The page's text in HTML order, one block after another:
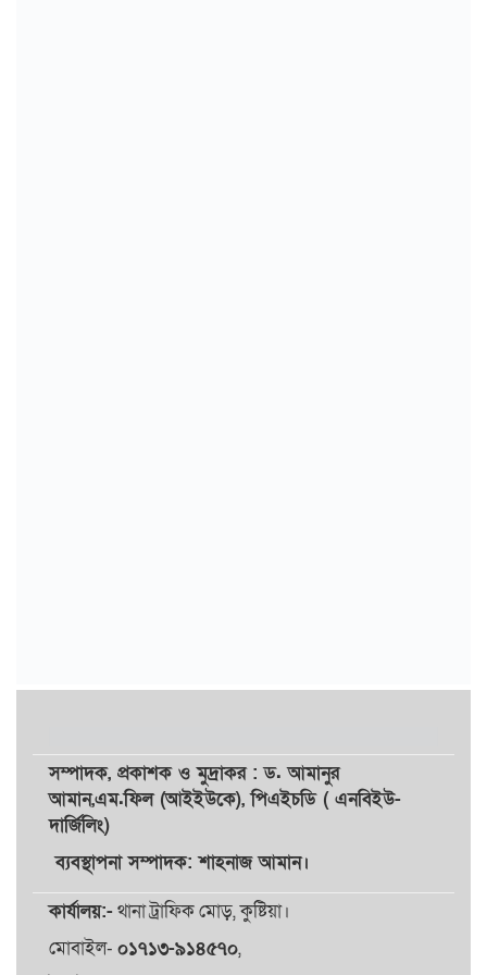
সম্পাদক, প্রকাশকওমুদ্রাকর: ড. আমানুর
আমান,এম.ফিল (আইইউকে), পিএইচডি ( এনবিইউ-
দার্জিলিং)
ব্যবস্থাপনা সম্পাদক: শাহনাজ আমান।
কার্যালয়:-থানা ট্রাফিক মোড়, কুষ্টিয়া।
মোবাইল- ০১৭১৩-৯১৪৫৭০,